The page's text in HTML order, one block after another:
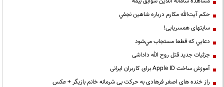
حكم آيت‌الله مكارم درباره شاهين نجفي
سایتهای همسریابی!
دعايي كه قطعا مستجاب مي‌شود
جزئیات جدید قتل روح الله داداشی
آموزش ساخت Apple ID برای کاربران ایرانی
راز خنده های اصغر فرهادی به حرکت بی شرمانه خانم بازیگر + عکس